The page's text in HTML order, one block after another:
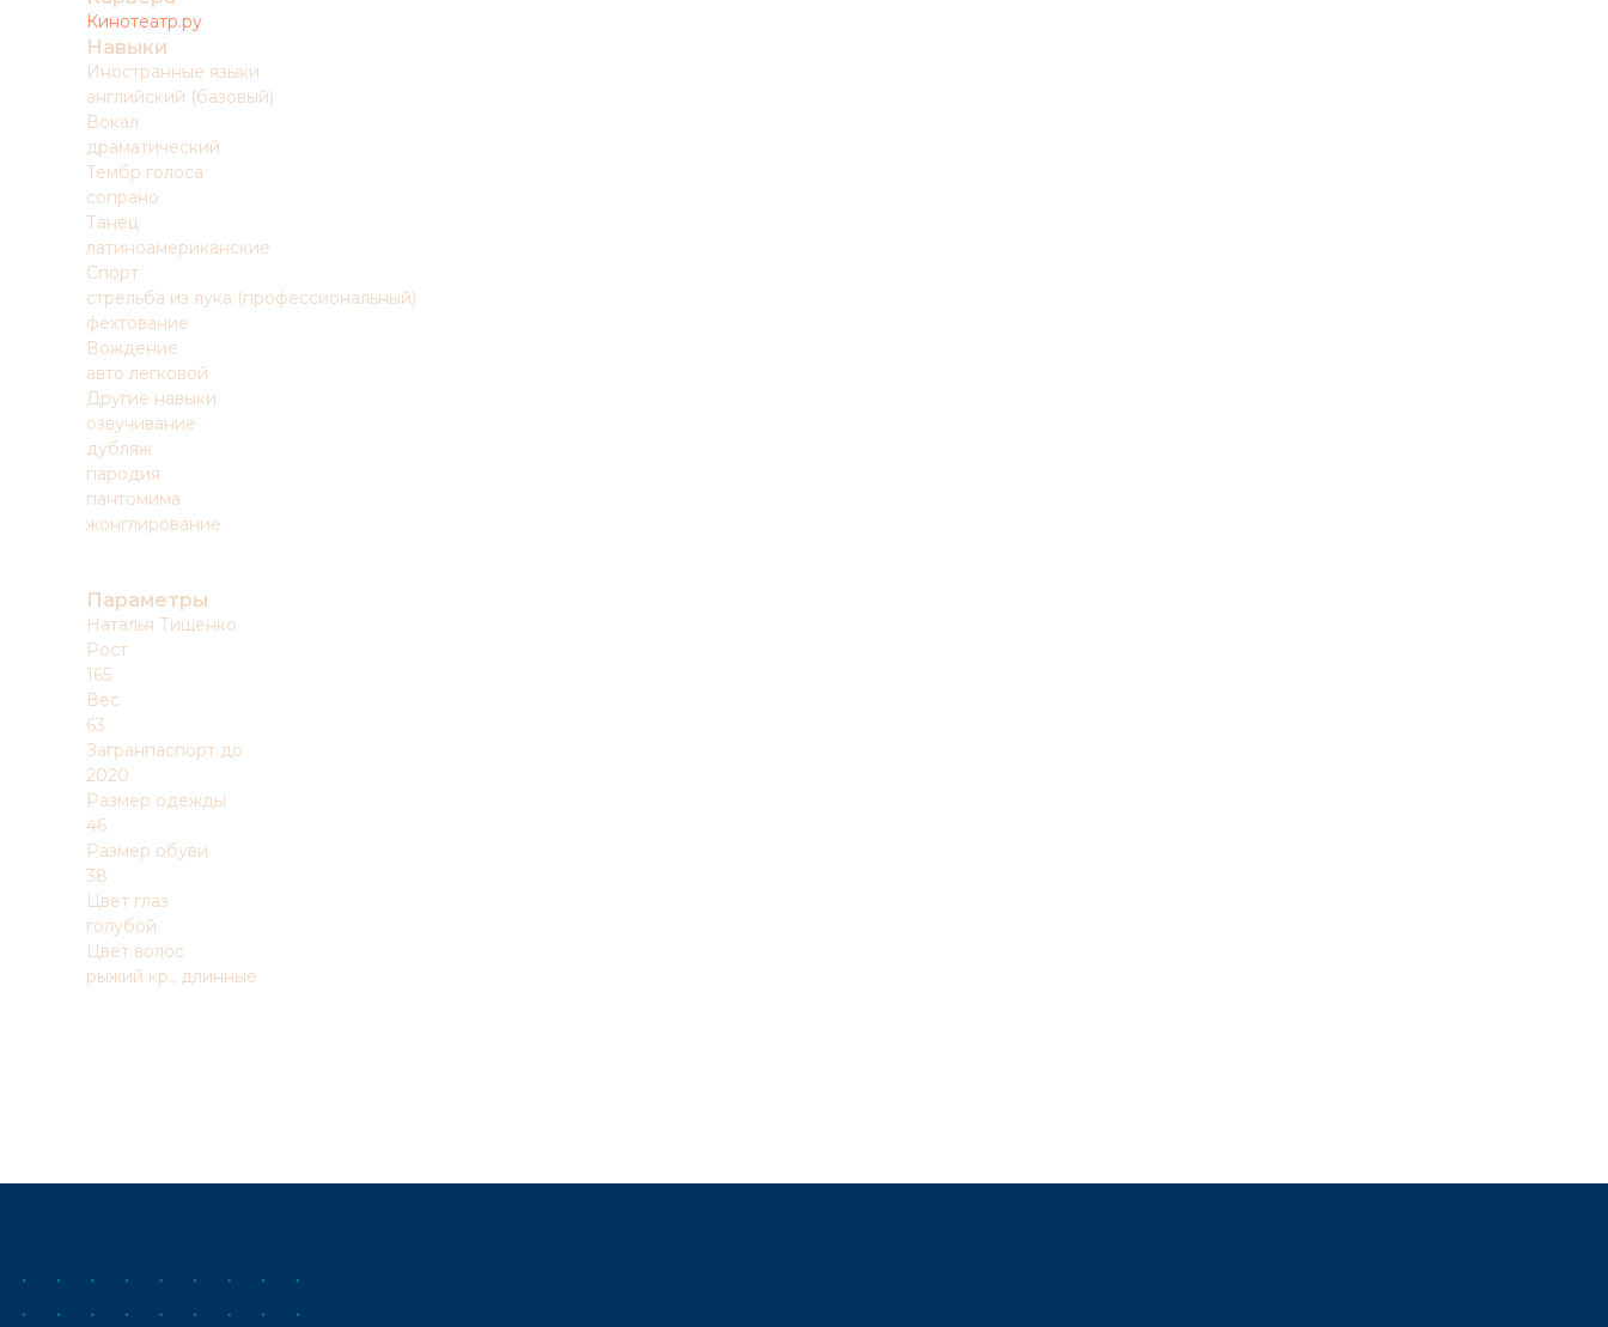
Кинотеатр.ру
Навыки
Иностранные языки
английский (базовый)
Вокал
драматический
Тембр голоса
сопрано
Танец
латиноамериканские
Спорт
стрельба из лука (профессиональный)
фехтование
Вождение
авто легковой
Другие навыки
озвучивание
дубляж
пародия
пантомима
жонглирование
Параметры
Наталья Тищенко
Рост
165
Вес
63
Загранпаспорт до
2020
Размер одежды
46
Размер обуви
38
Цвет глаз
голубой
Цвет волос
рыжий кр., длинные